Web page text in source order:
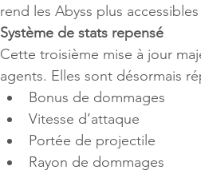
rend les Abyss plus
Système de stats repensé
Cette troisième mise à jour
agents. Elles sont désormais
Bonus de dommages
Vitesse d’attaque
Portée de projectile
Rayon de dommages